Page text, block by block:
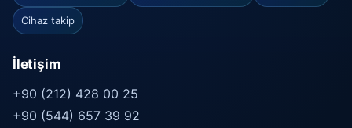
Cihaz takip
İletişim
+90 (212) 428 00 25
+90 (544) 657 39 92